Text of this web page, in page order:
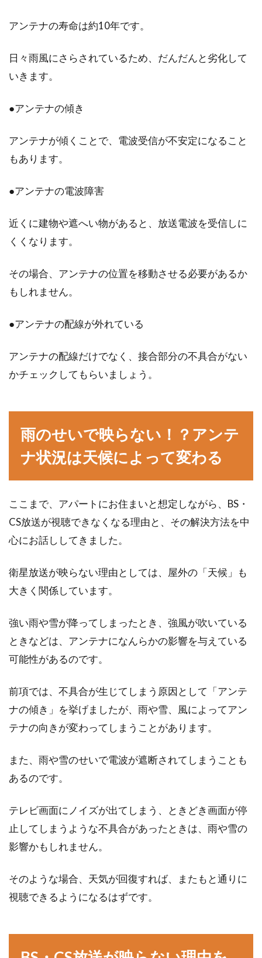
アンテナの寿命は約10年です。
日々雨風にさらされているため、だんだんと劣化して
いきます。
●アンテナの傾き
アンテナが傾くことで、電波受信が不安定になること
もあります。
●アンテナの電波障害
近くに建物や遮へい物があると、放送電波を受信しに
くくなります。
その場合、アンテナの位置を移動させる必要があるか
もしれません。
●アンテナの配線が外れている
アンテナの配線だけでなく、接合部分の不具合がない
かチェックしてもらいましょう。
雨のせいで映らない！？アンテ
ナ状況は天候によって変わる
ここまで、アパートにお住まいと想定しながら、BS・
CS放送が視聴できなくなる理由と、その解決方法を中
心にお話ししてきました。
衛星放送が映らない理由としては、屋外の「天候」も
大きく関係しています。
強い雨や雪が降ってしまったとき、強風が吹いている
ときなどは、アンテナになんらかの影響を与えている
可能性があるのです。
前項では、不具合が生じてしまう原因として「アンテ
ナの傾き」を挙げましたが、雨や雪、風によってアン
テナの向きが変わってしまうことがあります。
また、雨や雪のせいで電波が遮断されてしまうことも
あるのです。
テレビ画面にノイズが出てしまう、ときどき画面が停
止してしまうような不具合があったときは、雨や雪の
影響かもしれません。
そのような場合、天気が回復すれば、またもと通りに
視聴できるようになるはずです。